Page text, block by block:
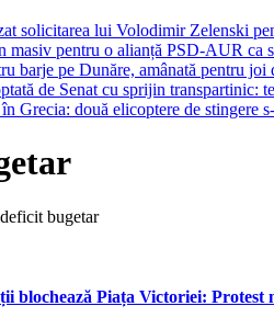
solicitarea lui Volodimir Zelenski
masiv pentru o alianță PSD-AUR ca
barje pe Dunăre, amânată pentru joi
de Senat cu sprijin
Grecia: două elicoptere de stingere
deficit bugetar
blochează Piața Victoriei: